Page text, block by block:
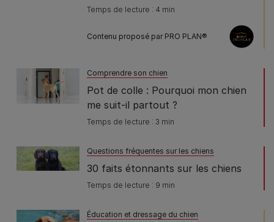
Temps de lecture : 4 min
Contenu proposé par PRO PLAN®
Comprendre son chien
Pot de colle : Pourquoi mon chien
me suit-il partout ?
Temps de lecture : 3 min
Questions fréquentes sur les chiens
30 faits étonnants sur les chiens
Temps de lecture : 9 min
Éducation et dressage du chien